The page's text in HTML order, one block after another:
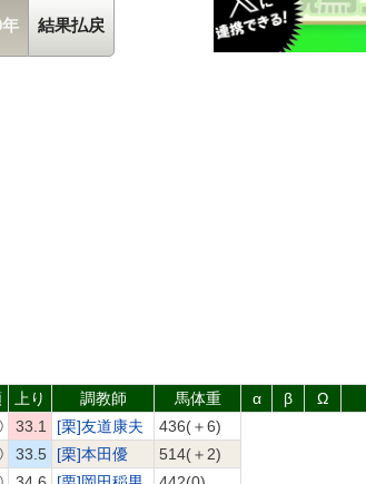
結果払戻
上り 調教師 馬体重 α β Ω
33.1 [栗]友道康夫 436(＋6)
33.5 [栗]本田優
514(＋2)